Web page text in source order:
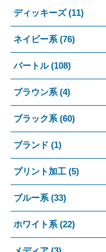
ディッキーズ (11)
ネイビー系 (76)
バートル (108)
ブラウン系 (4)
ブラック系 (60)
ブランド (1)
プリント加工 (5)
ブルー系 (33)
ホワイト系 (22)